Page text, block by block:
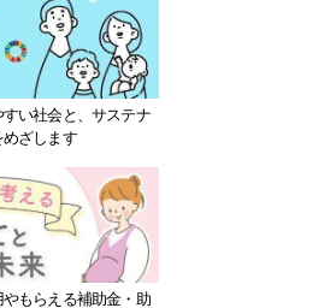
い社会と、サステナ
ざします
もらえる補助金・助